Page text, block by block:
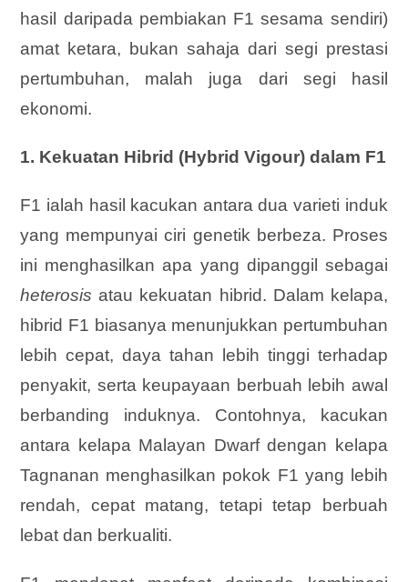
hasil daripada pembiakan F1 sesama sendiri)
amat ketara, bukan sahaja dari segi prestasi
pertumbuhan, malah juga dari segi hasil
ekonomi.
1. Kekuatan Hibrid (Hybrid Vigour) dalam F1
F1 ialah hasil kacukan antara dua varieti induk
yang mempunyai ciri genetik berbeza. Proses
ini menghasilkan apa yang dipanggil sebagai
heterosis atau kekuatan hibrid. Dalam kelapa,
hibrid F1 biasanya menunjukkan pertumbuhan
lebih cepat, daya tahan lebih tinggi terhadap
penyakit, serta keupayaan berbuah lebih awal
berbanding induknya. Contohnya, kacukan
antara kelapa Malayan Dwarf dengan kelapa
Tagnanan menghasilkan pokok F1 yang lebih
rendah, cepat matang, tetapi tetap berbuah
lebat dan berkualiti.